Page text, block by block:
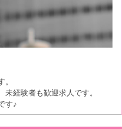
経験者も歓迎求人です。
す♪